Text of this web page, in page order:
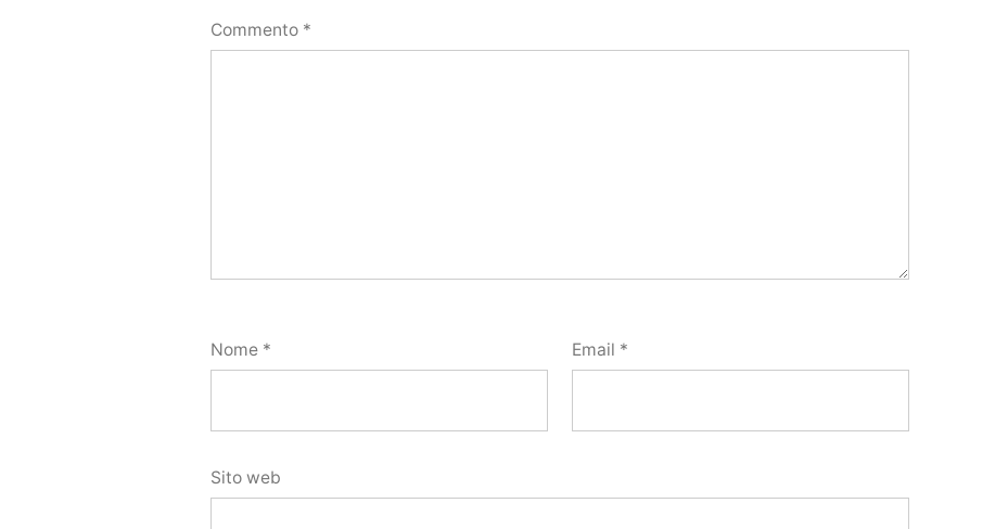
Commento *
Nome * Email *
Sito web